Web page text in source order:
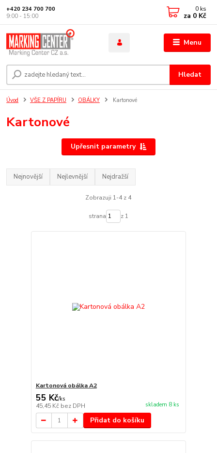
Menu
Hledat
+420 234 700 700
9:00 - 15:00
0 ks
za 0 Kč
Úvod VŠE Z PAPÍRU OBÁLKY Kartonové
Kartonové
Upřesnit parametry
Nejnovější Nejlevnější Nejdražší
Zobrazuji 1-4 z 4
strana z 1
Kartonová obálka A2
55 Kč/ks
45,45 Kč bez DPH skladem 8 ks
Přidat do košíku